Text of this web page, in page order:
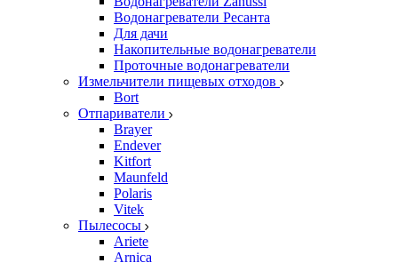
Водонагреватели Ресанта
Для дачи
Накопительные водонагреватели
Проточные водонагреватели
Измельчители пищевых отходов
Bort
Отпариватели
Brayer
Endever
Kitfort
Maunfeld
Polaris
Vitek
Пылесосы
Ariete
Arnica